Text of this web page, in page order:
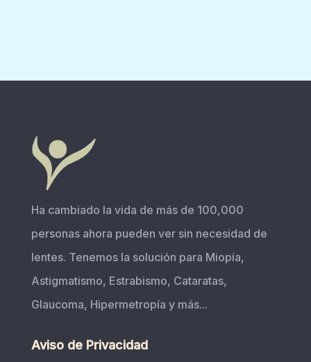
Ha cambiado la vida de más de 100,000
personas ahora pueden ver sin necesidad de
lentes. Tenemos la solución para Miopía,
Astigmatismo, Estrabismo, Cataratas,
Glaucoma, Hipermetropía y más...
Aviso de Privacidad